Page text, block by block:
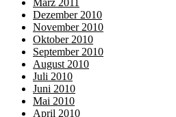
Dezember 2010
November 2010
Oktober 2010
September 2010
August 2010
Juli 2010
Juni 2010
Mai 2010
April 2010